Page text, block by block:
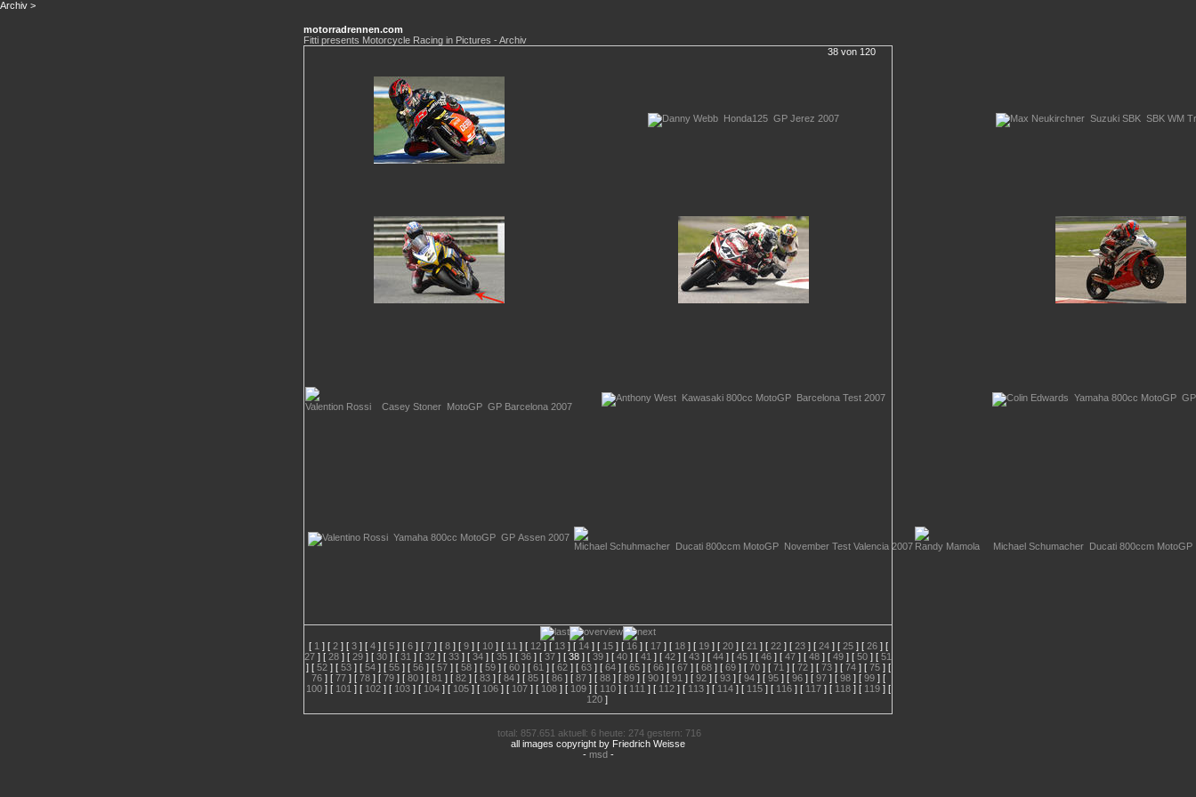
Archiv >
motorradrennen.com
Fitti presents Motorcycle Racing in Pictures - Archiv
38 von 120
[ 1 ] [ 2] [ 3] [ 4] [ 5] [ 6] [ 7] [ 8] [ 9] [ 10] [ 11 ] [ 12] [ 13] [ 14] [ 15] [ 16] [ 17] [ 18] [ 19] [ 20] [ 21 ] [ 22] [ 23] [ 24] [ 25] [ 26] [
27 ] [ 28 ] [ 29 ] [ 30 ] [ 31 ] [ 32 ] [ 33 ] [ 34 ] [ 35 ] [ 36 ] [ 37 ] [ 38 ] [ 39 ] [ 40 ] [ 41 ] [ 42 ] [ 43 ] [ 44 ] [ 45 ] [ 46 ] [ 47 ] [ 48 ] [ 49 ] [ 50 ] [ 51
] [ 52] [ 53] [ 54] [ 55] [ 56] [ 57] [ 58] [ 59] [ 60] [ 61 ] [ 62] [ 63] [ 64] [ 65] [ 66] [ 67] [ 68] [ 69] [ 70] [ 71 ] [ 72] [ 73] [ 74] [ 75] [
76] [ 77] [ 78] [ 79] [ 80] [ 81 ] [ 82] [ 83] [ 84] [ 85] [ 86] [ 87] [ 88] [ 89] [ 90] [ 91 ] [ 92] [ 93] [ 94] [ 95] [ 96] [ 97] [ 98] [ 99] [
100] [ 101 ] [ 102] [ 103] [ 104] [ 105] [ 106] [ 107] [ 108] [ 109] [ 110] [ 111 ] [ 112] [ 113] [ 114] [ 115] [ 116] [ 117] [ 118] [ 119] [
120]
total: 857.651 aktuell: 6 heute: 274 gestern: 716
all images copyright by Friedrich Weisse
- msd-